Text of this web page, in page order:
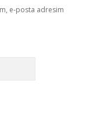
e-posta adresim